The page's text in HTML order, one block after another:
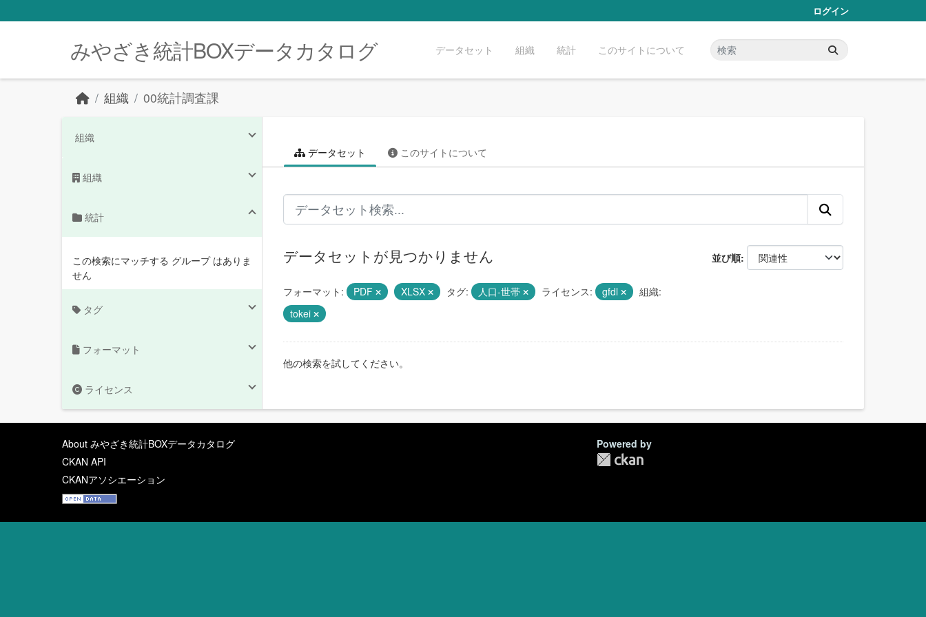
ログイン
みやざき統計BOXデータカタログ データセット 組織 統計 このサイトについて
組織 00統計調査課
組織
組織
統計
この検索にマッチする グループ はありま
せん
タグ
フォーマット
ライセンス
データセット このサイトについて
並び順
データセットが見つかりません
フォーマット: PDF XLSX タグ: 人口-世帯 ライセンス: gfdl
組織:
tokei
他の検索を試してください。
About みやざき統計BOXデータカタログ
CKAN API
CKANアソシエーション
Powered by